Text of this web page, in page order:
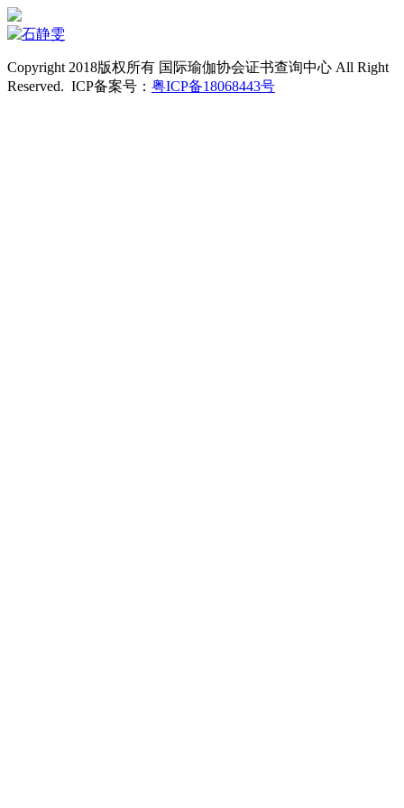
Copyright 2018版权所有 国际瑜伽协会证书查询中心 All Right
Reserved. ICP备案号： 粤ICP备18068443号